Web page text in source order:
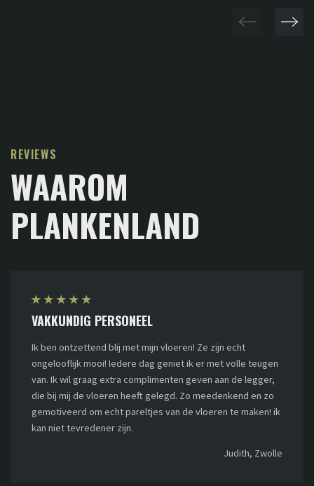
REVIEWS
WAAROM
PLANKENLAND
★ ★ ★ ★ ★
VAKKUNDIG PERSONEEL
Ik ben ontzettend blij met mijn vloeren! Ze zijn echt
ongelooflijk mooi! Iedere dag geniet ik er met volle teugen
van. Ik wil graag extra complimenten geven aan de legger,
die bij mij de vloeren heeft gelegd. Zo meedenkend en zo
gemotiveerd om echt pareltjes van de vloeren te maken! ik
kan niet tevredener zijn.
Judith, Zwolle